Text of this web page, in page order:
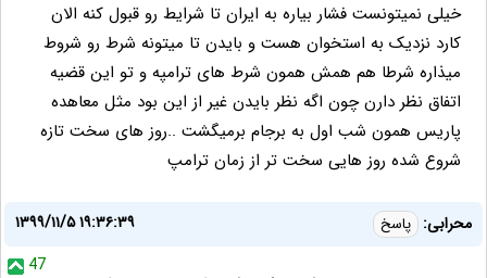
خیلی نمیتونست فشار بیاره به ایران تا شرایط رو قبول کنه الان
کارد نزدیک به استخوان هست و بایدن تا میتونه شرط رو شروط
میذاره شرطا هم همش همون شرط های ترامپه و تو این قضیه
اتفاق نظر دارن چون اگه نظر بایدن غیر از این بود مثل معاهده
پاریس همون شب اول به برجام برمیگشت ..روز های سخت تازه
شروع شده روز هایی سخت تر از زمان ترامپ
محرابی: پاسخ
۱۳۹۹/۱۱/۵ ۱۹:۳۶:۳۹
47